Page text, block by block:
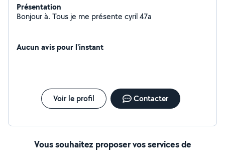
Présentation
Bonjour à. Tous je me présente cyril 47a
Aucun avis pour l'instant
Voir le profil Contacter
Vous souhaitez proposer vos services de